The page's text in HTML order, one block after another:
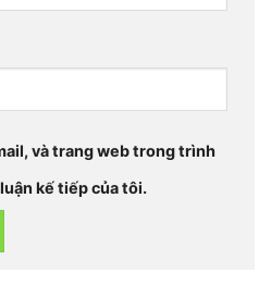
và trang web trong trình
kế tiếp của tôi.